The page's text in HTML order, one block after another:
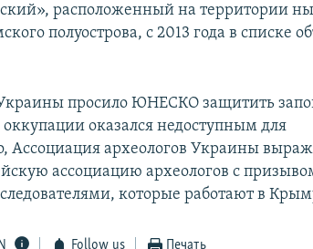
расположенный на территории
полуострова, с 2013 года в списке
просило ЮНЕСКО защитить
оказался недоступным для
Ассоциация археологов Украины
ассоциацию археологов с
которые работают в
Follow us Печать